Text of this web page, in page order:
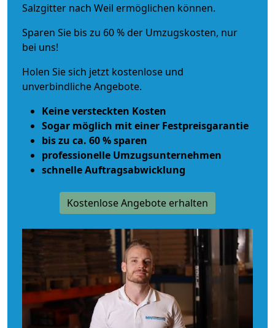
Salzgitter nach Weil ermöglichen können.
Sparen Sie bis zu 60 % der Umzugskosten, nur
bei uns!
Holen Sie sich jetzt kostenlose und
unverbindliche Angebote.
Keine versteckten Kosten
Sogar möglich mit einer Festpreisgarantie
bis zu ca. 60 % sparen
professionelle Umzugsunternehmen
schnelle Auftragsabwicklung
Kostenlose Angebote erhalten